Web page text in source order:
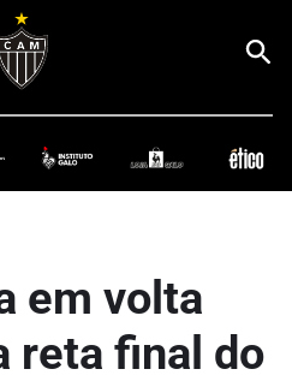
em volta
reta final do